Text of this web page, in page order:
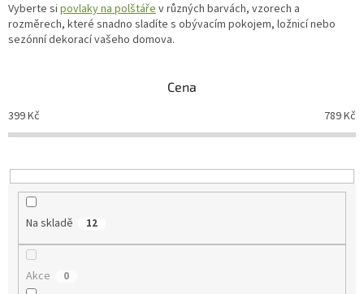
Vyberte si povlaky na polštářev různých barvách, vzorech a
rozměrech, které snadno sladíte s obývacím pokojem, ložnicí nebo
sezónní dekorací vašeho domova.
Cena
399Kč 789Kč
Na skladě 12
Akce 0